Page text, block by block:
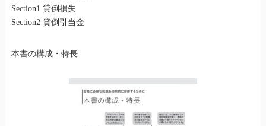
Section1 貸倒損失
Section2 貸倒引当金
本書の構成・特長